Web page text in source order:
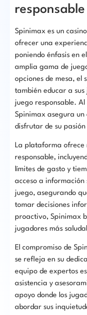
responsable
Spinimax es un
ofrecer una
poniendo énfasis en
amplia gama de
opciones de mesa, el
también educar a
juego responsable.
Spinimax asegura un
disfrutar de su
La plataforma ofrece
responsable,
límites de gasto y
acceso a
juego, asegurando
tomar decisiones
proactivo, Spinimax
jugadores más
El compromiso de
se refleja en su
equipo de expertos
asistencia y
apoyo donde los
abordar sus